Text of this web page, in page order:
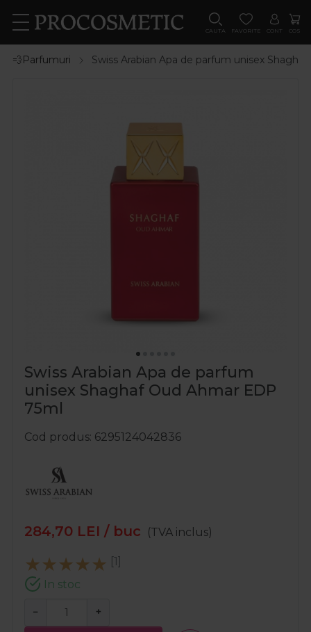
CAUTA FAVORITE CONT COS
💨Parfumuri Swiss Arabian Apa de parfum unisex
Swiss Arabian Apa de parfum
unisex Shaghaf Oud Ahmar EDP
75ml
Cod produs 6295124042836
284,70 LEI / buc (TVA inclus)
[1]
In stoc
− +